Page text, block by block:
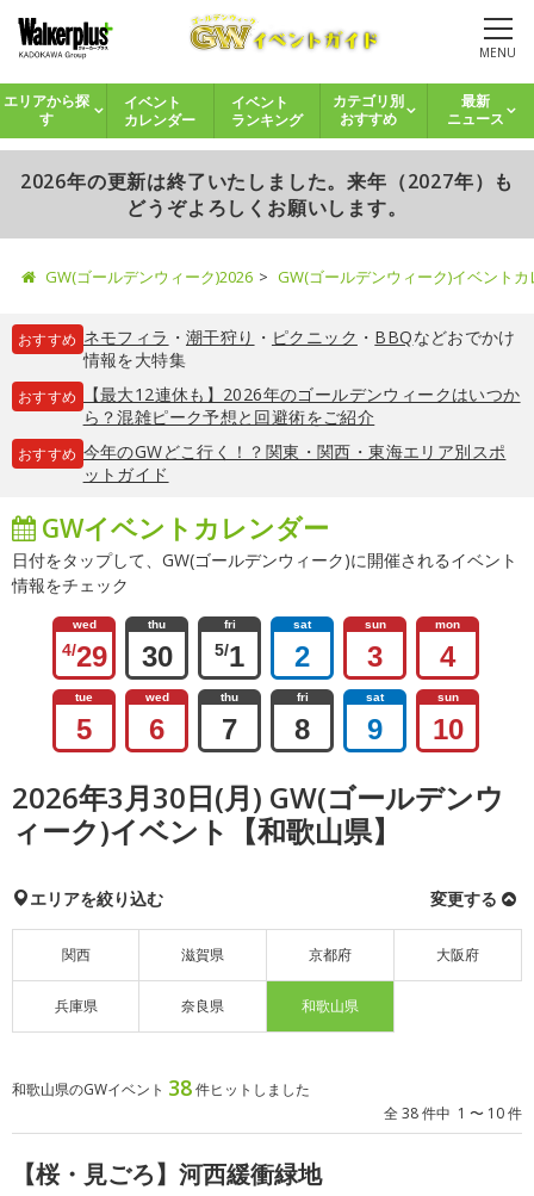
MENU
エリアから探
す
イベント
カレンダー
イベント
ランキング
カテゴリ別
おすすめ
最新
ニュース
2026年の更新は終了いたしました。来年（2027年）も
どうぞよろしくお願いします。
GW(ゴールデンウィーク)2026 GW(ゴールデンウィーク)イベント
おすすめ ネモフィラ ・ 潮干狩り ・ ピクニック ・ BBQなどおでかけ
情報を大特集
おすすめ
【最大12連休も】2026年のゴールデンウィークはいつか
ら？混雑ピーク予想と回避術をご紹介
おすすめ 今年のGWどこ行く！？関東・関西・東海エリア別スポ
ットガイド
GWイベントカレンダー
日付をタップして、GW(ゴールデンウィーク)に開催されるイベント
情報をチェック
wed
4/29
thu
30
fri
5/1
sat
2
sun
3
mon
4
tue
5
wed
6
thu
7
fri
8
sat
9
sun
10
2026年3月30日(月) GW(ゴールデンウ
ィーク)イベント【和歌山県】
エリアを絞り込む 変更する
関西 滋賀県 京都府 大阪府
兵庫県 奈良県 和歌山県
和歌山県のGWイベント 38件ヒットしました
全 38 件中 1 〜 10 件
【桜・見ごろ】河西緩衝緑地